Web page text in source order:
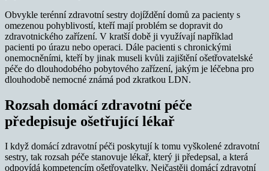
Obvykle terénní zdravotní sestry dojíždění domů za pacienty s
omezenou pohyblivostí, kteří mají problém se dopravit do
zdravotnického zařízení. V kratší době ji využívají například
pacienti po úrazu nebo operaci. Dále pacienti s chronickými
onemocněními, kteří by jinak museli kvůli zajištění ošetřovatelské
péče do dlouhodobého pobytového zařízení, jakým je léčebna pro
dlouhodobě nemocné známá pod zkratkou LDN.
Rozsah domácí zdravotní péče
předepisuje ošetřující lékař
I když domácí zdravotní péči poskytují k tomu vyškolené zdravotní
sestry, tak rozsah péče stanovuje lékař, který ji předepsal, a která
odpovídá kompetencím ošetřovatelky. Nejčastěji domácí zdravotní